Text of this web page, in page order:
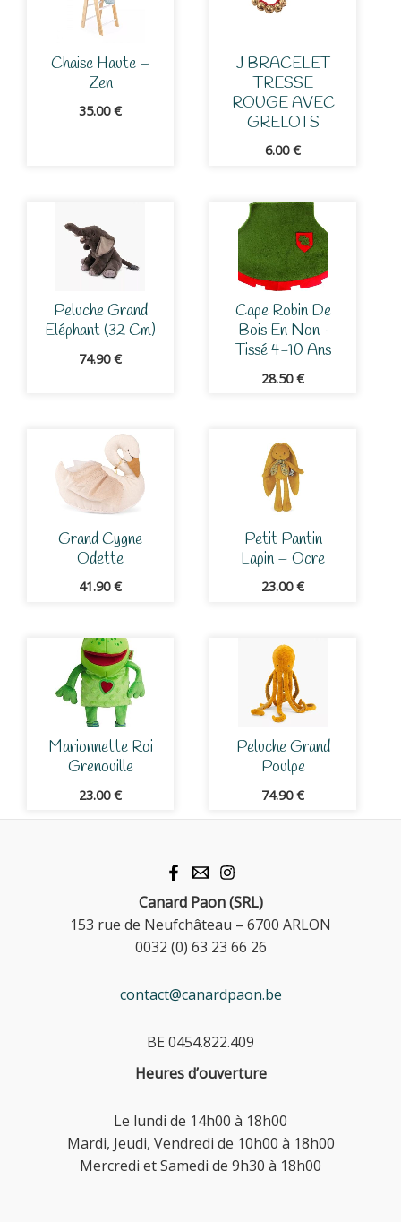
Chaise Haute –
Zen
35.00€
J BRACELET
TRESSE
ROUGE AVEC
GRELOTS
6.00€
Peluche Grand
Eléphant (32 Cm)
74.90€
Cape Robin De
Bois En Non-
Tissé 4-10 Ans
28.50€
Grand Cygne
Odette
41.90€
Petit Pantin
Lapin – Ocre
23.00€
Marionnette Roi
Grenouille
23.00€
Peluche Grand
Poulpe
74.90€
Canard Paon (SRL)
153 rue de Neufchâteau – 6700 ARLON
0032 (0) 63 23 66 26
contact@canardpaon.be
BE 0454.822.409
Heures d’ouverture
Le lundi de 14h00 à 18h00
Mardi, Jeudi, Vendredi de 10h00 à 18h00
Mercredi et Samedi de 9h30 à 18h00